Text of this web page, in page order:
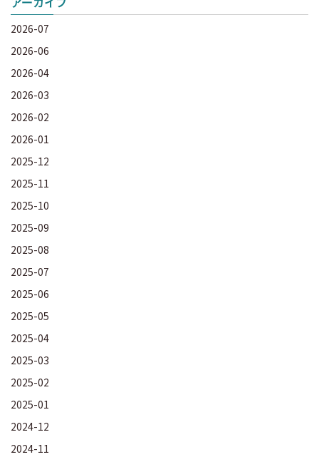
2026-07
2026-06
2026-04
2026-03
2026-02
2026-01
2025-12
2025-11
2025-10
2025-09
2025-08
2025-07
2025-06
2025-05
2025-04
2025-03
2025-02
2025-01
2024-12
2024-11